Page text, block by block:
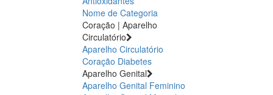
Nome de Categoria
Coração | Aparelho
Circulatório
Aparelho Circulatório
Coração Diabetes
Aparelho Genital
Aparelho Genital Feminino